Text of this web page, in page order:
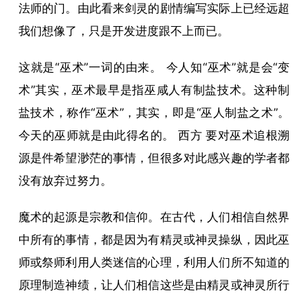
法师的门。由此看来剑灵的剧情编写实际上已经远超
我们想像了，只是开发进度跟不上而已。
这就是“巫术”一词的由来。 今人知“巫术”就是会“变
术”其实，巫术最早是指巫咸人有制盐技术。这种制
盐技术，称作“巫术”，其实，即是“巫人制盐之术”。
今天的巫师就是由此得名的。 西方 要对巫术追根溯
源是件希望渺茫的事情，但很多对此感兴趣的学者都
没有放弃过努力。
魔术的起源是宗教和信仰。在古代，人们相信自然界
中所有的事情，都是因为有精灵或神灵操纵，因此巫
师或祭师利用人类迷信的心理，利用人们所不知道的
原理制造神绩，让人们相信这些是由精灵或神灵所行